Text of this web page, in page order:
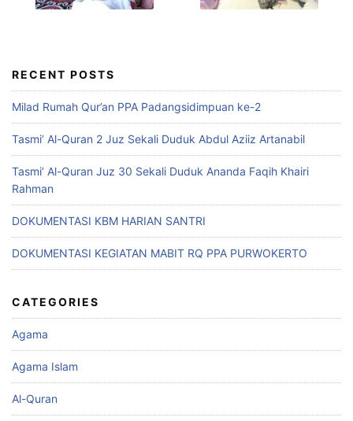
RECENT POSTS
Milad Rumah Qur’an PPA Padangsidimpuan ke-2
Tasmi’ Al-Quran 2 Juz Sekali Duduk Abdul Aziiz Artanabil
Tasmi’ Al-Quran Juz 30 Sekali Duduk Ananda Faqih Khairi
Rahman
DOKUMENTASI KBM HARIAN SANTRI
DOKUMENTASI KEGIATAN MABIT RQ PPA PURWOKERTO
CATEGORIES
Agama
Agama Islam
Al-Quran